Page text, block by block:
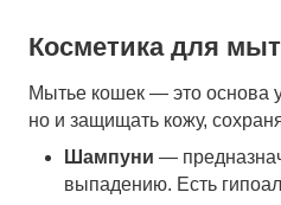
Косметика для
Мытье кошек — это основа
но и защищать кожу,
Шампуни —
выпадению. Есть